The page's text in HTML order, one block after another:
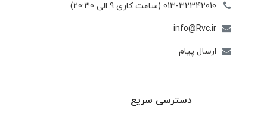
013-32342010 (ساعت کاری 9 الی 20:30)
info@Rvc.ir
ارسال پیام
دسترسی سریع